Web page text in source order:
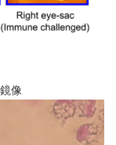
像